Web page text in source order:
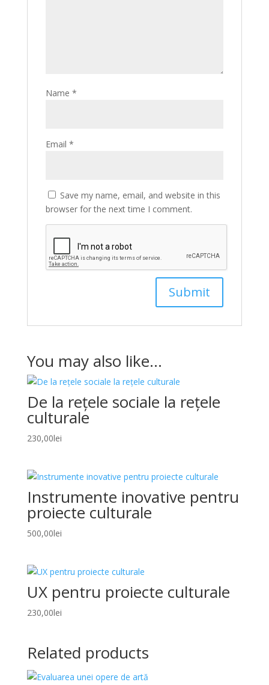
Name *
Email *
Save my name, email, and website in this
browser for the next time I comment.
You may also like…
De la rețele sociale la rețele
culturale
230,00lei
Instrumente inovative pentru
proiecte culturale
500,00lei
UX pentru proiecte culturale
230,00lei
Related products